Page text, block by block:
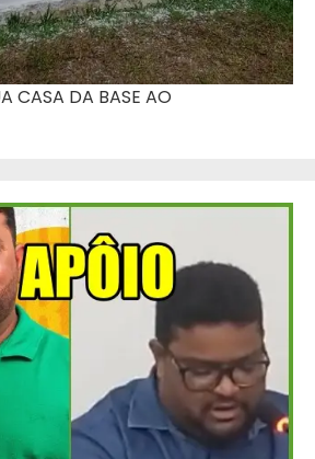
CASA DA BASE AO